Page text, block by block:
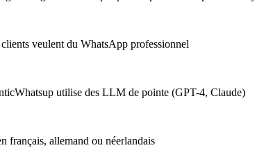
veulent du WhatsApp professionnel
utilise des LLM de pointe (GPT-4, Claude)
français, allemand ou néerlandais